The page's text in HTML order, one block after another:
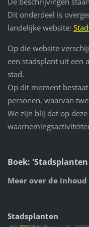
Dit onderdeel is
landelijke website:
Op die website
een stadsplant uit een
stad.
Op dit moment
personen, waarvan
We zijn blij dat op
Boek:
Meer over de
Stadsplanten